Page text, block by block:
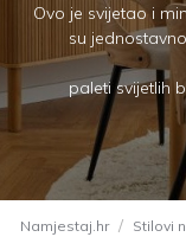
Ovo je svijetao i
su
paleti svijetlih
Namjestaj.hr / Stilovi